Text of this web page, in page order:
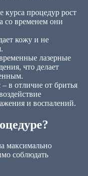
курса процедур рост
со временем они
кожу и не
лазерные
что делает
в отличие от бритья
и воспалений.
максимально
соблюдать